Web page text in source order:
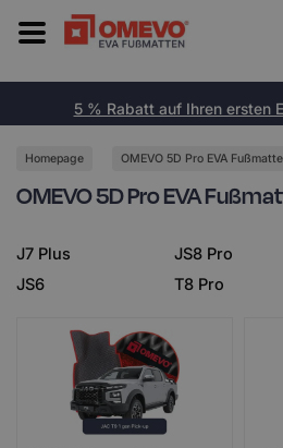
5 % Rabatt auf Ihren ersten
Homepage OMEVO 5D Pro EVA
OMEVO 5D Pro EVA
J7 Plus
JS6
JS8 Pro
T8 Pro